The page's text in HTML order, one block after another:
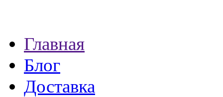
Главная
Блог
Доставка